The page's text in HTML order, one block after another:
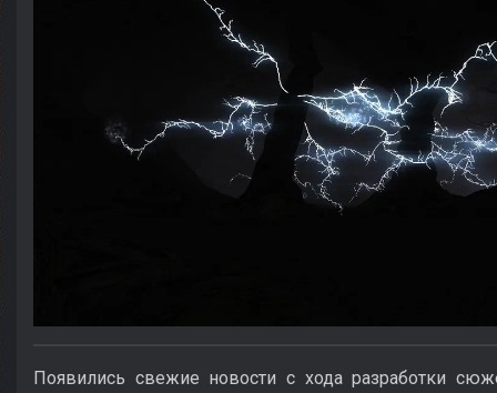
Появились свежие новости с хода разработки